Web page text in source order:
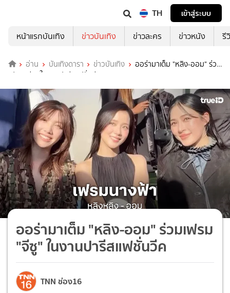
TH
เข้าสู่ระบบ
หน้าแรกบันเทิง
ข่าวบันเทิง ข่าวละคร ข่าวหนัง รี
อ่าน บันเทิงดารา ข่าวบันเทิง
ออร่ามาเต็ม "หลิง-ออม" ร่วม
เฟรม "จีซู" ในงานปารีสแฟชั่นวีค
ออร่ามาเต็ม "หลิง-ออม" ร่วมเฟรม
"จีซู" ในงานปารีสแฟชั่นวีค
TNN ช่อง16